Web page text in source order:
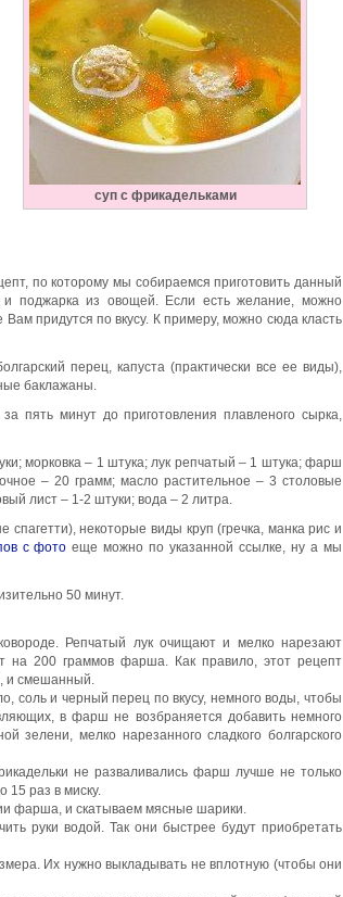
суп с фрикадельками
по которому мы собираемся приготовить данный
поджарка из овощей. Если есть желание, можно
придутся по вкусу. К примеру, можно сюда класть
перец, капуста (практически все ее виды),
баклажаны.
пять минут до приготовления плавленого сырка,
морковка – 1 штука; лук репчатый – 1 штука; фарш
– 20 грамм; масло растительное – 3 столовые
лист – 1-2 штуки; вода – 2 литра.
некоторые виды круп (гречка, манка рис и
с фото еще можно по указанной ссылке, ну а мы
50 минут.
Репчатый лук очищают и мелко нарезают
на 200 граммов фарша. Как правило, этот рецепт
и смешанный.
соль и черный перец по вкусу, немного воды, чтобы
в фарш не возбраняется добавить немного
зелени, мелко нарезанного сладкого болгарского
не разваливались фарш лучше не только
15 раз в миску.
фарша, и скатываем мясные шарики.
руки водой. Так они быстрее будут приобретать
Их нужно выкладывать не вплотную (чтобы они